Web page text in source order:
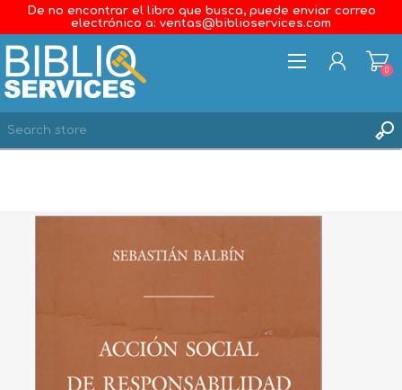
De no encontrar el libro que busca, puede enviar correo
electrónico a: ventas@biblioservices.com
WISHLIST
0
0